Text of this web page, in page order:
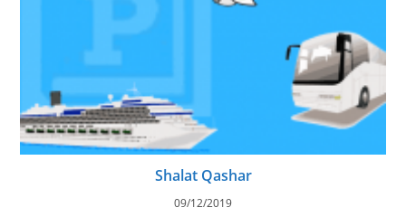
Shalat Qashar
09/12/2019